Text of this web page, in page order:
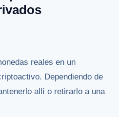
reales en un
Dependiendo de
allí o retirarlo a una